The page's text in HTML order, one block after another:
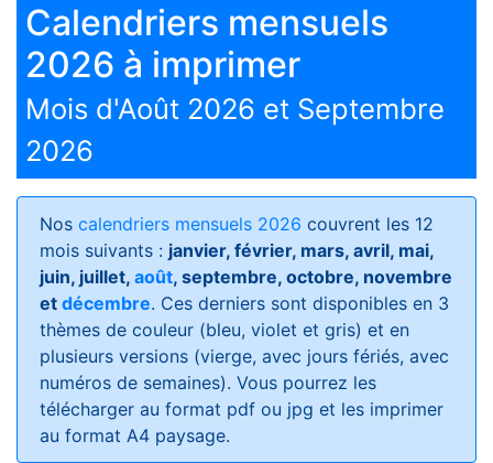
Calendriers mensuels
2026 à imprimer
Mois d'Août 2026 et Septembre
2026
Nos calendriers mensuels 2026 couvrent les 12
mois suivants : janvier, février, mars, avril, mai,
juin, juillet, août, septembre, octobre, novembre
et décembre. Ces derniers sont disponibles en 3
thèmes de couleur (bleu, violet et gris) et en
plusieurs versions (vierge, avec jours fériés, avec
numéros de semaines). Vous pourrez les
télécharger au format pdf ou jpg et les imprimer
au format A4 paysage.